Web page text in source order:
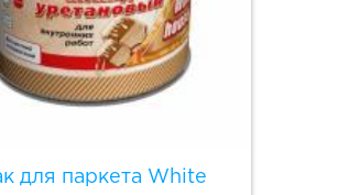
для паркета White